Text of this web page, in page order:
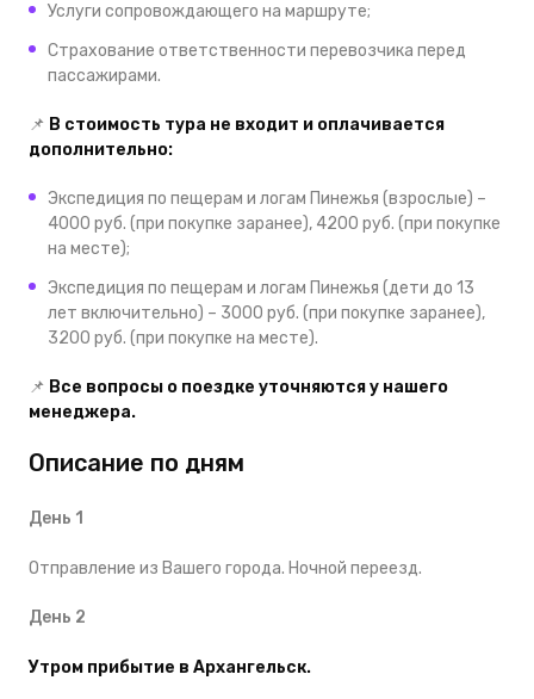
Услуги сопровождающего на маршруте;
Страхование ответственности перевозчика перед
пассажирами.
📌 В стоимость тура не входит и оплачивается
дополнительно:
Экспедиция по пещерам и логам Пинежья (взрослые) –
4000 руб. (при покупке заранее), 4200 руб. (при покупке
на месте);
Экспедиция по пещерам и логам Пинежья (дети до 13
лет включительно) – 3000 руб. (при покупке заранее),
3200 руб. (при покупке на месте).
📌 Все вопросы о поездке уточняются у нашего
менеджера.
Описание по дням
День 1
Отправление из Вашего города. Ночной переезд.
День 2
Утром прибытие в Архангельск.